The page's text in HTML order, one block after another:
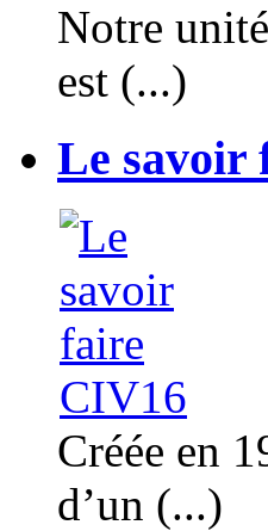
Notre
est (...)
Le savoir
Créée en
d’un (...)